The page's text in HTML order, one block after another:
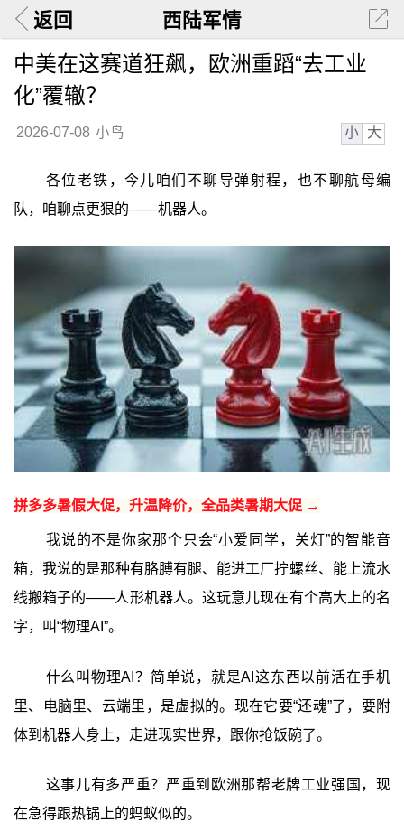
返回 西陆军情
中美在这赛道狂飙，欧洲重蹈“去工业
化”覆辙？
2026-07-08 小鸟 小 大
各位老铁，今儿咱们不聊导弹射程，也不聊航母编
队，咱聊点更狠的——机器人。
拼多多暑假大促，升温降价，全品类暑期大促 →
我说的不是你家那个只会“小爱同学，关灯”的智能音
箱，我说的是那种有胳膊有腿、能进工厂拧螺丝、能上流水
线搬箱子的——人形机器人。这玩意儿现在有个高大上的名
字，叫“物理AI”。
什么叫物理AI？简单说，就是AI这东西以前活在手机
里、电脑里、云端里，是虚拟的。现在它要“还魂”了，要附
体到机器人身上，走进现实世界，跟你抢饭碗了。
这事儿有多严重？严重到欧洲那帮老牌工业强国，现
在急得跟热锅上的蚂蚁似的。